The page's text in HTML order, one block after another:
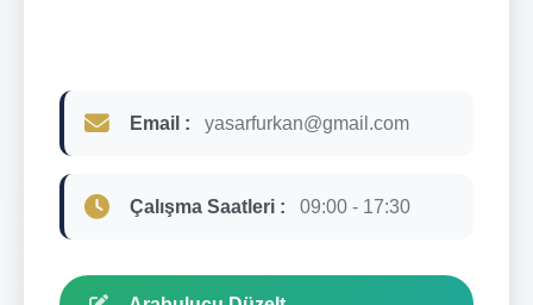
Email : yasarfurkan@gmail.com
Çalışma Saatleri : 09:00 - 17:30